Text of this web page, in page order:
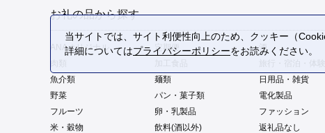
お礼の品から探す
ANAオリジナル 定期便
酒
加工食品
魚介類
麺類
日用品・雑貨
野菜
パン・菓子類
電化製品
フルーツ
卵・乳製品
ファッション
米・穀物
飲料(酒以外) 返礼品なし
当サイトでは、サイト利便性向上のため、クッキー（
詳細についてはプライバシーポリシーをお読みください。